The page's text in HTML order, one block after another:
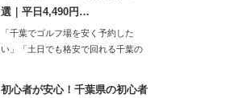
選｜平日4,490円…
「千葉でゴルフ場を安く予約した
い」「土日でも格安で回れる千葉の
初心者が安心！千葉県の初心者